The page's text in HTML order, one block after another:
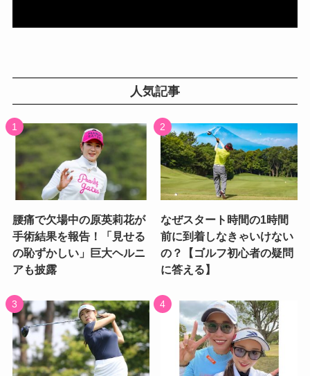
人気記事
腰痛で欠場中の原英莉花が
手術結果を報告！「見せる
の恥ずかしい」巨大ヘルニ
アも披露
なぜスタート時間の1時間
前に到着しなきゃいけない
の？【ゴルフ初心者の疑問
に答える】